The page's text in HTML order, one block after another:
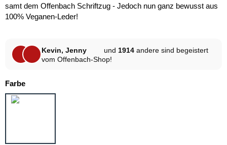
samt dem Offenbach Schriftzug - Jedoch nun ganz bewusst aus
100% Veganen-Leder!
Kevin, Jenny und 1914 andere sind begeistert
vom Offenbach-Shop!
Farbeauswählen